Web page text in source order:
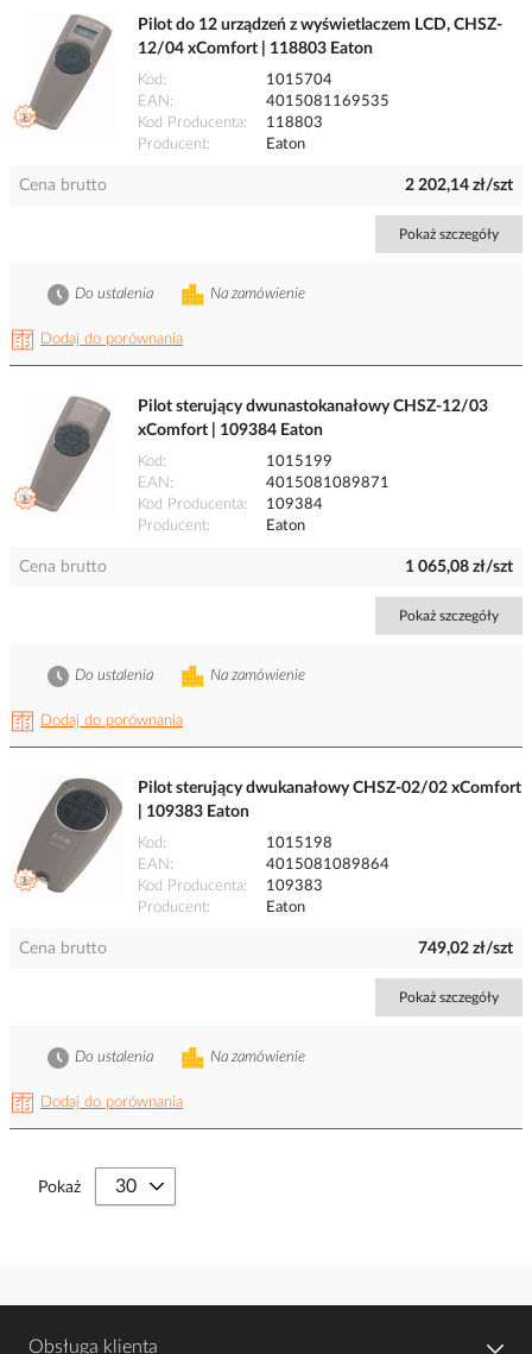
Pilot do 12 urządzeń z wyświetlaczem LCD, CHSZ-
12/04 xComfort | 118803 Eaton
Kod
1015704
EAN
4015081169535
Kod Producenta
118803
Producent
Eaton
Cena brutto 2 202,14 zł/szt
Pokaż szczegóły
Dodaj do porównania
Na zamówienie
Do ustalenia
Pilot sterujący dwunastokanałowy CHSZ-12/03
xComfort | 109384 Eaton
Kod
1015199
EAN
4015081089871
Kod Producenta
109384
Producent
Eaton
Cena brutto 1 065,08 zł/szt
Pokaż szczegóły
Dodaj do porównania
Na zamówienie
Do ustalenia
Pilot sterujący dwukanałowy CHSZ-02/02 xComfort
| 109383 Eaton
Kod
1015198
EAN
4015081089864
Kod Producenta
109383
Producent
Eaton
Cena brutto 749,02 zł/szt
Pokaż szczegóły
Dodaj do porównania
Na zamówienie
Do ustalenia
Pokaż
Obsługa klienta